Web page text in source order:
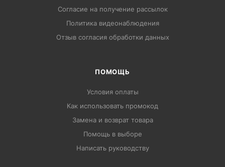
Согласие на получение рассылок
Политика видеонаблюдения
Отзыв согласия обработки данных
ПОМОЩЬ
Условия оплаты
Как использовать промокод
Замена и возврат товара
Помощь в выборе
Написать руководству